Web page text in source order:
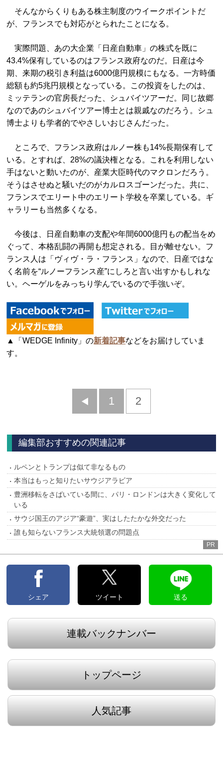
そんなからくりもある株主制度のウイークポイントだ
が、フランスでも対応がとられたことになる。
実際問題、あの大企業「日産自動車」の株式を既に
43.4%保有しているのはフランス政府なのだ。日産は今
期、来期の税引き利益は6000億円規模にもなる。一方時価
総額も約5兆円規模となっている。この投資をしたのは、
ミッテランの官房長だった、シュバイツアーだ。同じ故郷
なのであのシュバイツアー博士とは親戚なのだろう。シュ
博士よりも学者的でやさしいおじさんだった。
ところで、フランス政府はルノー株も14%長期保有して
いる。とすれば、28%の議決権となる。これを利用しない
手はないと動いたのが、産業大臣時代のマクロンだろう。
そうはさせぬと騒いだのがカルロスゴーンだった。共に、
フランスでエリート中のエリート学校を卒業している。ギ
ャラリーも当然多くなる。
今後は、日産自動車の支配や年間6000億円もの配当をめ
ぐって、本格乱闘の再開も想定される。目が離せない。フ
ランス人は「ヴィヴ・ラ・フランス」なので、日産ではな
く名前を“ルノーフランス産”にしろと言い出すかもしれな
い。ヘーゲルをみっちり学んでいるので手強いぞ。
▲「WEDGE Infinity」の新着記事などをお届けしていま
す。
前
1 2
編集部おすすめの関連記事
ルペンとトランプは似て非なるもの
本当はもっと知りたいサウジアラビア
豊洲移転をさばいている間に、パリ・ロンドンは大きく変化して
いる
サウジ国王のアジア“豪遊”、実はしたたかな外交だった
誰も知らないフランス大統領選の問題点
PR
シェア ツイート 送る
連載バックナンバー
トップページ
人気記事